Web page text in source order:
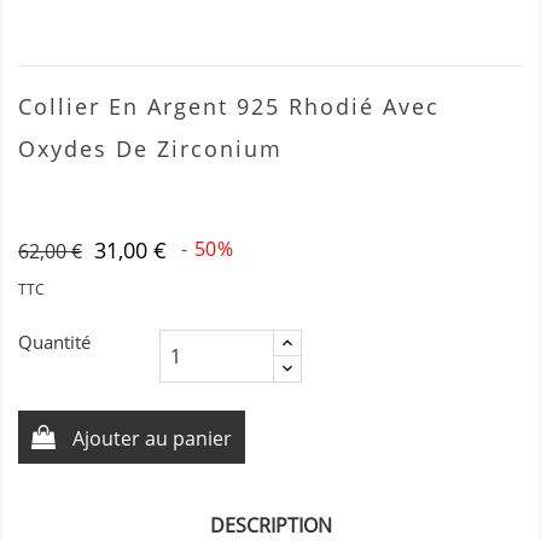
Collier En Argent 925 Rhodié Avec
Oxydes De Zirconium
31,00 € - 50%
62,00 €
TTC
Quantité
Ajouter au panier
DESCRIPTION